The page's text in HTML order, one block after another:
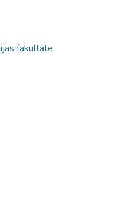
fakultāte